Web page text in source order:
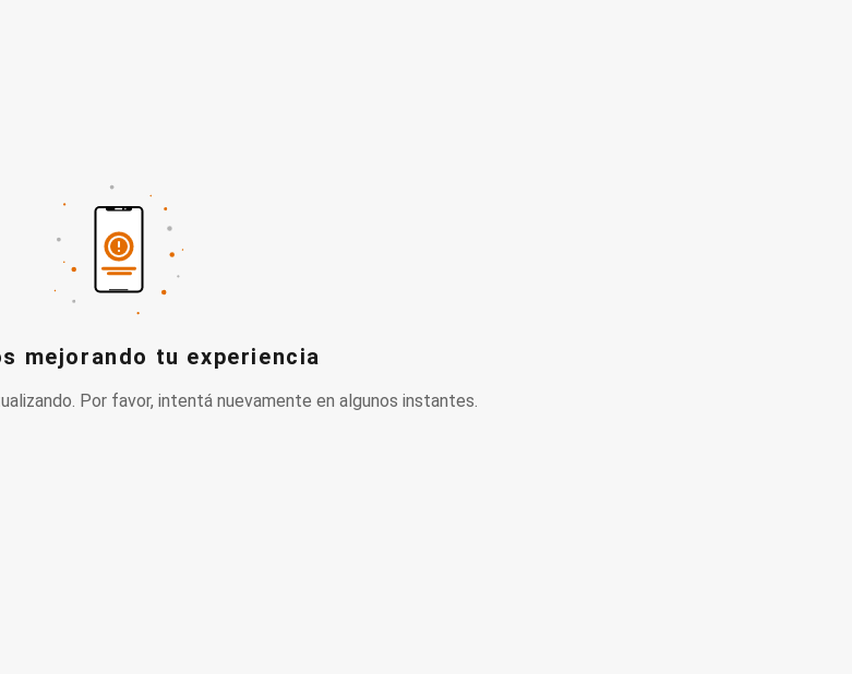
mejorando tu experiencia
Por favor, intentá nuevamente en algunos instantes.